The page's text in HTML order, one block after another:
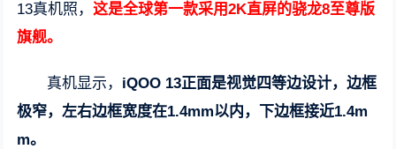
13真机照，这是全球第一款采用2K直屏的骁龙8至尊版
旗舰。
真机显示， iQOO 13正面是视觉四等边设计，边框
极窄，左右边框宽度在1.4mm以内，下边框接近1.4m
m。